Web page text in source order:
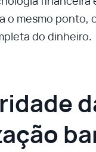
o mesmo ponto,
do dinheiro.